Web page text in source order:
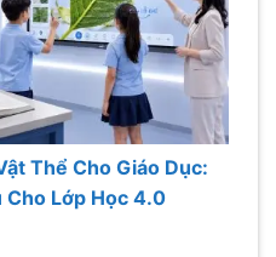
Thể Cho Giáo Dục:
Cho Lớp Học 4.0